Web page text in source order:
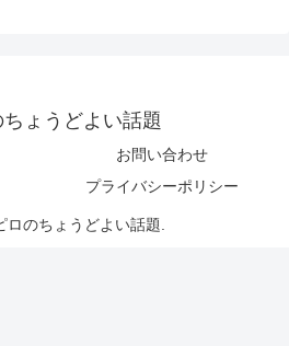
ょうどよい話題
お問い合わせ
プライバシーポリシー
のちょうどよい話題.